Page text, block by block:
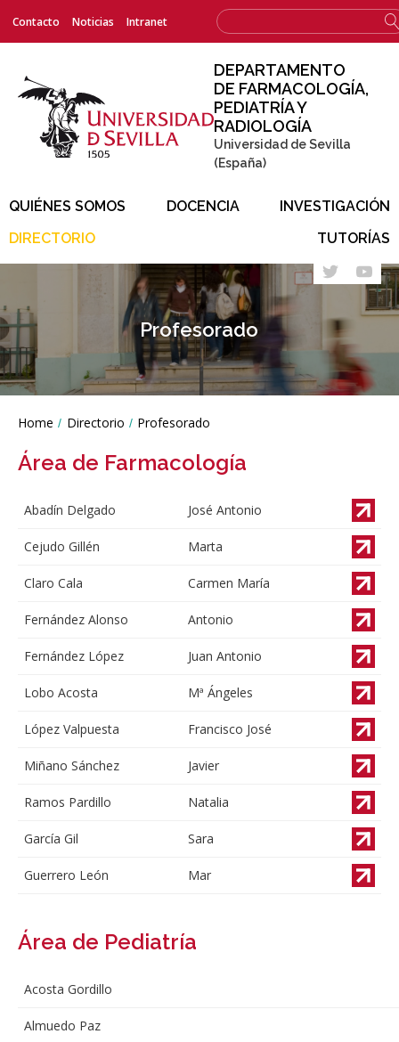
Menú
Contacto Noticias Intranet
de
Buscar
DEPARTAMENTO
DE FARMACOLOGÍA,
PEDIATRÍA Y
RADIOLOGÍA
Universidad de Sevilla
(España)
QUIÉNES SOMOS DOCENCIA
INVESTIGACIÓN
DIRECTORIO
TUTORÍAS
Profesorado
Líneas
Investigación
You
here:
Home Directorio Profesorado
Área de Farmacología
Abadín Delgado José Antonio
Cejudo Gillén Marta
Claro Cala Carmen María
Fernández Alonso Antonio
Fernández López Juan Antonio
Lobo Acosta Mª Ángeles
López Valpuesta Francisco José
Miñano Sánchez Javier
Ramos Pardillo Natalia
García Gil Sara
Guerrero León Mar
Área de Pediatría
Acosta Gordillo
Almuedo Paz